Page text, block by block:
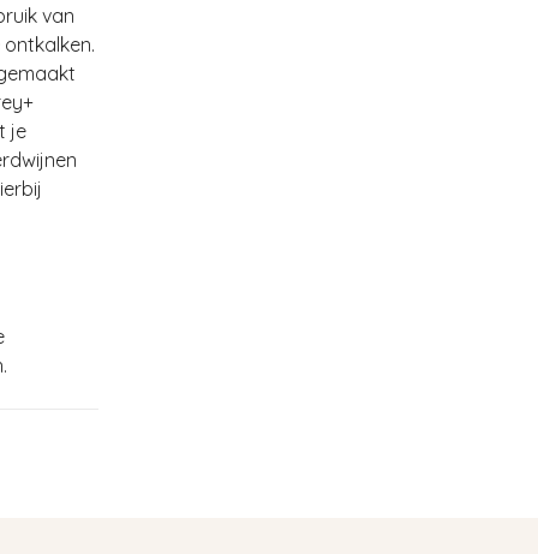
van
je